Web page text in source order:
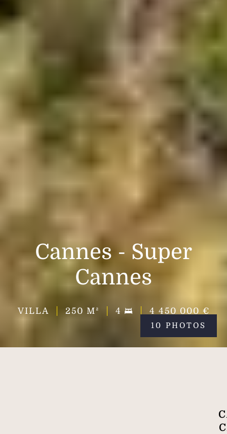
Cannes - Super
Cannes
VILLA 250 M² 4 4 450 000 €
10 PHOTOS